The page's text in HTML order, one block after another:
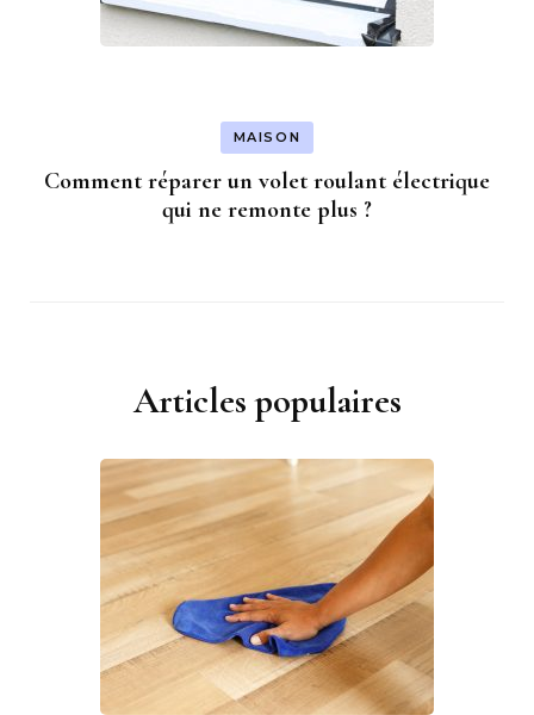
MAISON
Comment réparer un volet roulant électrique
qui ne remonte plus ?
Articles populaires